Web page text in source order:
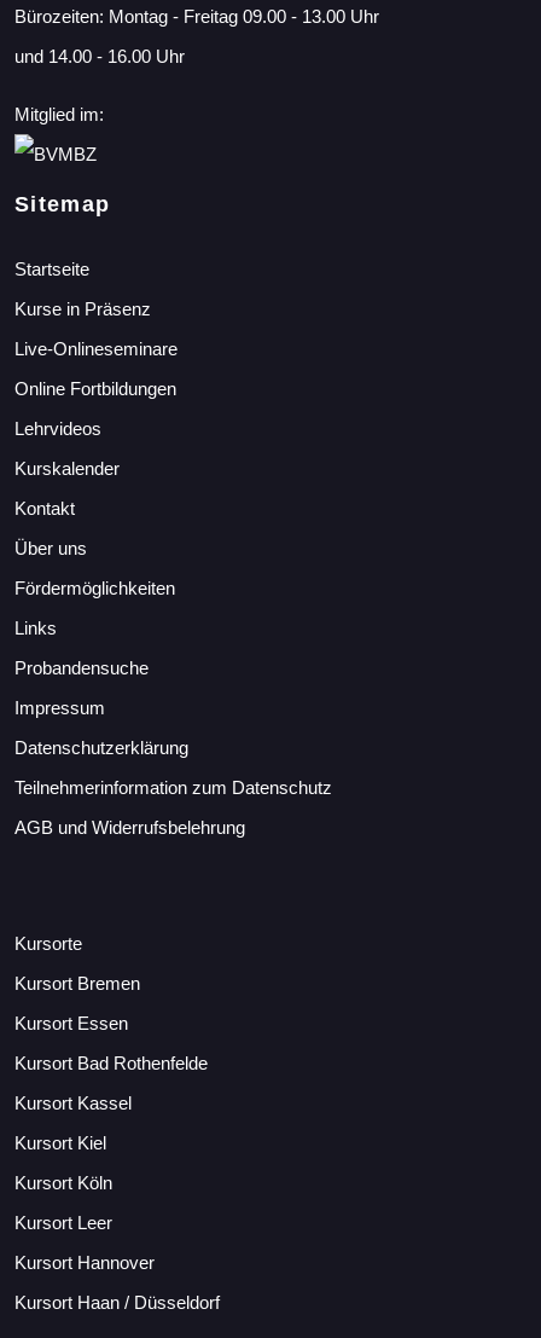
Bürozeiten: Montag - Freitag 09.00 - 13.00 Uhr
und 14.00 - 16.00 Uhr
Mitglied im:
Sitemap
Startseite
Kurse in Präsenz
Live-Onlineseminare
Online Fortbildungen
Lehrvideos
Kurskalender
Kontakt
Über uns
Fördermöglichkeiten
Links
Probandensuche
Impressum
Datenschutzerklärung
Teilnehmerinformation zum Datenschutz
AGB und Widerrufsbelehrung
Kursorte
Kursort Bremen
Kursort Essen
Kursort Bad Rothenfelde
Kursort Kassel
Kursort Kiel
Kursort Köln
Kursort Leer
Kursort Hannover
Kursort Haan / Düsseldorf